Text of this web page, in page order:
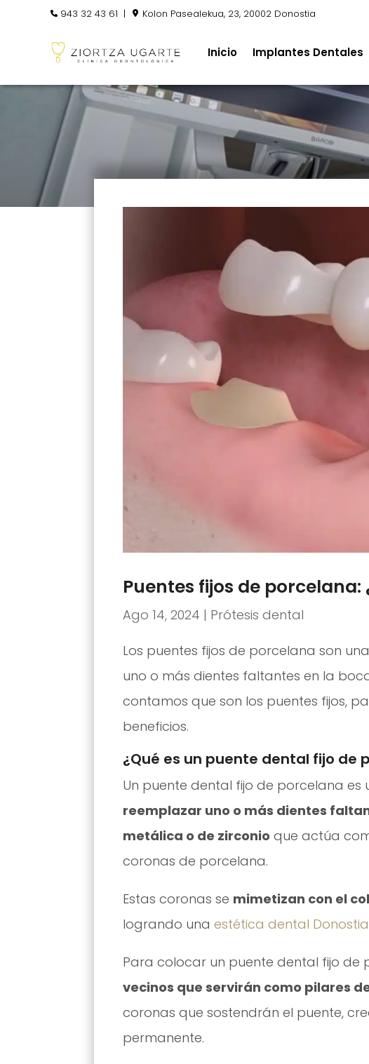
943 32 43 61 | Kolon Pasealekua, 23, 20002 Donostia
Inicio Implantes Dentales
Puentes fijos de
Ago 14, 2024 | Prótesis dental
Los puentes fijos de porcelana son
uno o más dientes faltantes en la
contamos que son los puentes fijos,
beneficios.
¿Qué es un puente dental fijo de
Un puente dental fijo de porcelana es
reemplazar uno o más dientes
metálica o de zirconio que actúa
coronas de porcelana.
Estas coronas se mimetizan con el
logrando una estética dental Donostia
Para colocar un puente dental fijo de
vecinos que servirán como pilares
coronas que sostendrán el puente,
permanente.